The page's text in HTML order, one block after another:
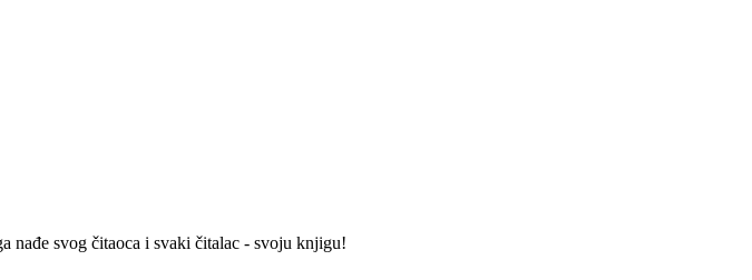
nađe svog čitaoca i svaki čitalac - svoju knjigu!